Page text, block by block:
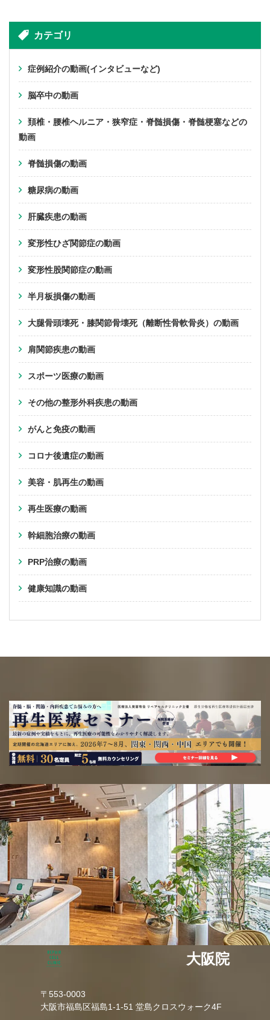
カテゴリ
症例紹介の動画(インタビューなど)
脳卒中の動画
頚椎・腰椎ヘルニア・狭窄症・脊髄損傷・脊髄梗塞などの
動画
脊髄損傷の動画
糖尿病の動画
肝臓疾患の動画
変形性ひざ関節症の動画
変形性股関節症の動画
半月板損傷の動画
大腿骨頭壊死・膝関節骨壊死（離断性骨軟骨炎）の動画
肩関節疾患の動画
スポーツ医療の動画
その他の整形外科疾患の動画
がんと免疫の動画
コロナ後遺症の動画
美容・肌再生の動画
再生医療の動画
幹細胞治療の動画
PRP治療の動画
健康知識の動画
大阪院
〒553-0003
大阪市福島区福島1-1-51 堂島クロスウォーク4F